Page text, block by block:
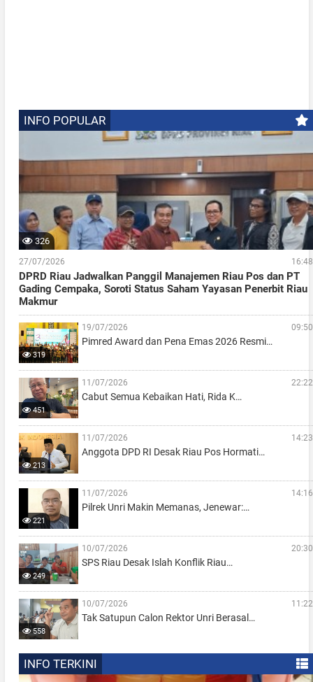
INFO POPULAR
326
27/07/2026 16:48
DPRD Riau Jadwalkan Panggil Manajemen Riau Pos dan PT
Gading Cempaka, Soroti Status Saham Yayasan Penerbit Riau
Makmur
319
19/07/2026 09:50
Pimred Award dan Pena Emas 2026 Resmi…
451
11/07/2026 22:22
Cabut Semua Kebaikan Hati, Rida K…
213
11/07/2026 14:23
Anggota DPD RI Desak Riau Pos Hormati…
221
11/07/2026 14:16
Pilrek Unri Makin Memanas, Jenewar:…
249
10/07/2026 20:30
SPS Riau Desak Islah Konflik Riau…
558
10/07/2026 11:22
Tak Satupun Calon Rektor Unri Berasal…
INFO TERKINI